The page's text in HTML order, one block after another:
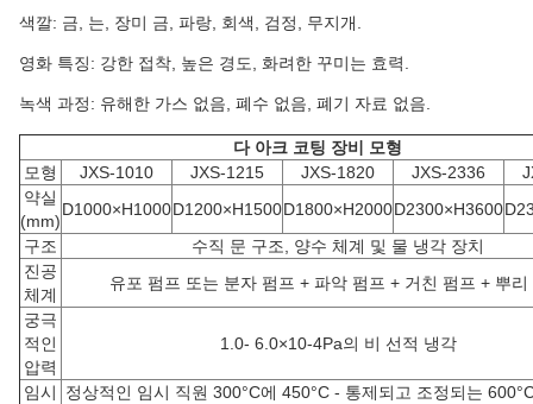
색깔: 금, 는, 장미 금, 파랑, 회색, 검정, 무지개.
영화 특징: 강한 접착, 높은 경도, 화려한 꾸미는 효력.
녹색 과정: 유해한 가스 없음, 폐수 없음, 폐기 자료 없음.
다 아크 코팅 장비 모형
모형
JXS-1010 JXS-1215 JXS-1820 JXS-2336
약실
(mm)
D1000×H1000D1200×H1500D1800×H2000D2300×H3600
구조
수직 문 구조, 양수 체계 및 물 냉각 장치
진공
체계
유포 펌프 또는 분자 펌프 + 파악 펌프 + 거친 펌프 + 뿌리
궁극
적인
압력
1.0- 6.0×10-4Pa의 비 선적 냉각
임시
정상적인 임시 직원 300°C에 450°C - 통제되고 조정되는